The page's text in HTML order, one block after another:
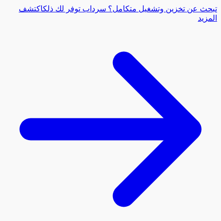
عن تخزين وتشغيل متكامل؟ سرداب توفر لك ذلكاكتشف